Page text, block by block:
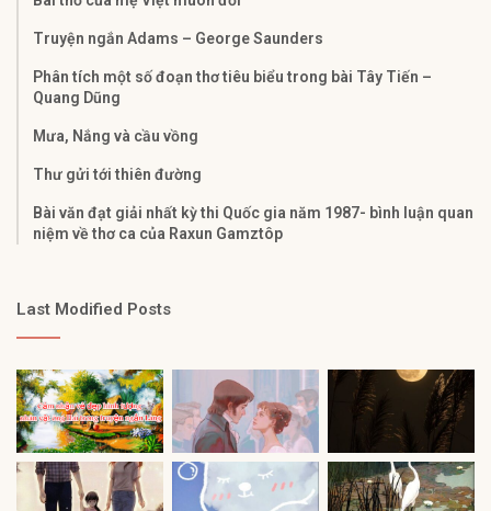
Truyện ngắn Adams – George Saunders
Phân tích một số đoạn thơ tiêu biểu trong bài Tây Tiến –
Quang Dũng
Mưa, Nắng và cầu vồng
Thư gửi tới thiên đường
Bài văn đạt giải nhất kỳ thi Quốc gia năm 1987- bình luận quan
niệm về thơ ca của Raxun Gamztôp
Last Modified Posts